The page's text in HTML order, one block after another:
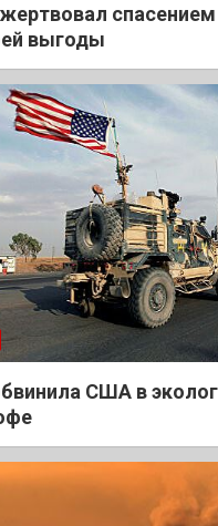
выгоды
США в